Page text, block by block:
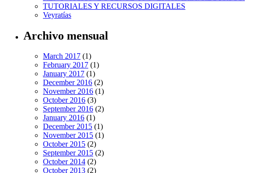
TUTORIALES Y RECURSOS DIGITALES
Veyratías
Archivo mensual
March 2017 (1)
February 2017 (1)
January 2017 (1)
December 2016 (2)
November 2016 (1)
October 2016 (3)
September 2016 (2)
January 2016 (1)
December 2015 (1)
November 2015 (1)
October 2015 (2)
September 2015 (2)
October 2014 (2)
October 2013 (2)